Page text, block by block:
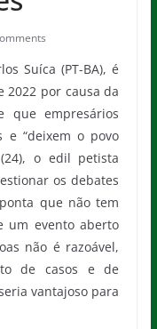
Suíca (PT-BA), é
2022 por causa da
que empresários
e “deixem o povo
o edil petista
os debates
que não tem
um evento aberto
não é razoável,
de casos e de
vantajoso para